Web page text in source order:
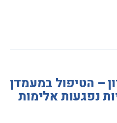
– הטיפול במעמדן
נפגעות אלימות